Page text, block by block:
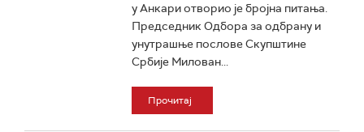
у Анкари отворио је бројна питања.
Председник Одбора за одбрану и
унутрашње послове Скупштине
Србије Милован...
Прочитај